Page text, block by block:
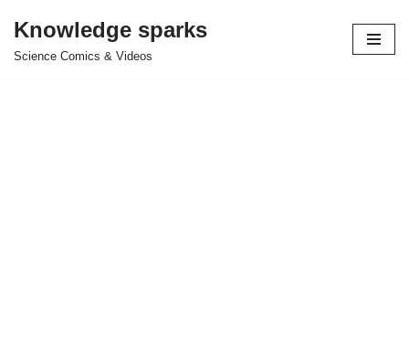
Skip
Knowledge sparks
Science Comics & Videos